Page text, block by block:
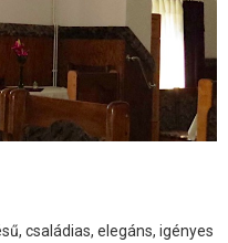
családias, elegáns, igényes